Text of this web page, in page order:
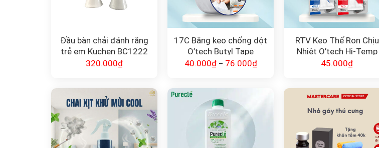
Đầu bàn chải đánh răng
trẻ em Kuchen BC1222
320.000₫
17C Băng keo chống dột
O’tech Butyl Tape
40.000₫– 76.000₫
RTV Keo Thế Ron Chịu
Nhiệt O’tech Hi-Temp
Silicone Gasket Maker
45.000₫